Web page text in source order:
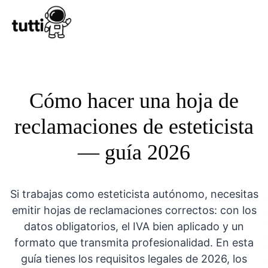
Cómo hacer una hoja de
reclamaciones de esteticista
— guía 2026
Si trabajas como esteticista autónomo, necesitas
emitir hojas de reclamaciones correctos: con los
datos obligatorios, el IVA bien aplicado y un
formato que transmita profesionalidad. En esta
guía tienes los requisitos legales de 2026, los